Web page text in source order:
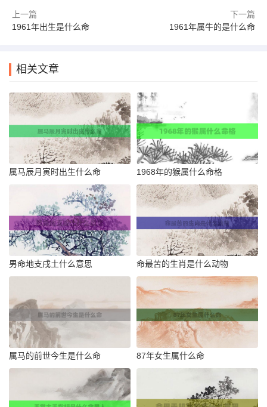
上一篇
1961年出生是什么命
下一篇
1961年属牛的是什么命
相关文章
属马辰月寅时出生什么命 1968年的猴属什么命格
男命地支戌土什么意思 命最苦的生肖是什么动物
属马的前世今生是什么命 87年女生属什么命